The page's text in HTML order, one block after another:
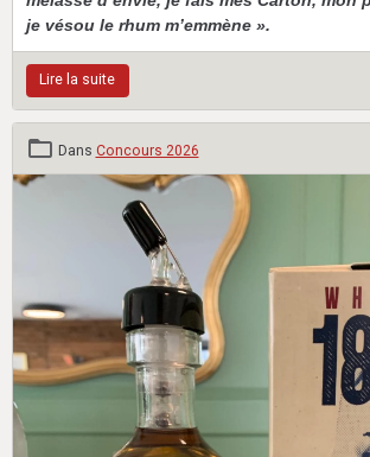
je vésou le rhum m’emmène ».
Lire la suite
Dans Concours 2026